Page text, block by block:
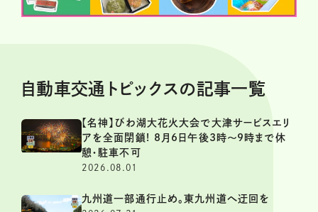
自動車交通トピックスの記事一覧
【名神】びわ湖大花火大会で大津サービスエリ
アを全面閉鎖! 8月6日午後3時～9時まで休
憩・駐車不可
2026.08.01
九州道一部通行止め。東九州道へ迂回を